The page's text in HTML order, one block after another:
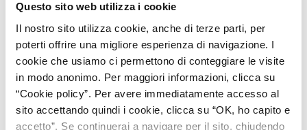
Questo sito web utilizza i cookie
Il nostro sito utilizza cookie, anche di terze parti, per
poterti offrire una migliore esperienza di navigazione. I
cookie che usiamo ci permettono di conteggiare le visite
in modo anonimo. Per maggiori informazioni, clicca su
“Cookie policy”. Per avere immediatamente accesso al
sito accettando quindi i cookie, clicca su “OK, ho capito e
accetto”. Se continuerai a navigare per il sito, chiudendo
nelle operazioni di trasformazione, fusione e scissione.
Per tutti i nostri clienti svolgiamo attività di advisory e due
diligence.
Al fianco di imprese e privati che lanciano progetti
strategici di innovazione sociale o impatto, consigliamo la
giusta forma attuativa, applicando soluzioni giuridiche e
finanziarie crossborder: operazioni straordinarie,